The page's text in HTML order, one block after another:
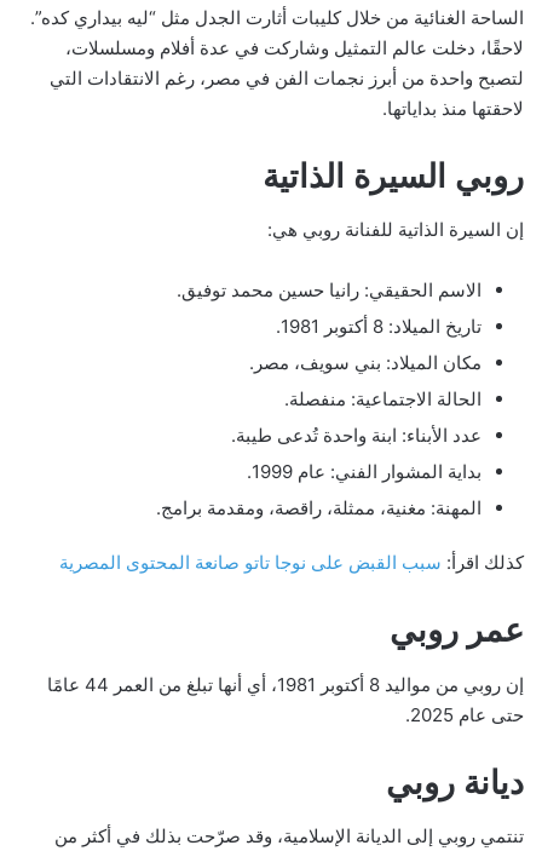
الساحة الغنائية من خلال كليبات أثارت الجدل مثل “ليه بيداري كده”.
لاحقًا، دخلت عالم التمثيل وشاركت في عدة أفلام ومسلسلات،
لتصبح واحدة من أبرز نجمات الفن في مصر، رغم الانتقادات التي
لاحقتها منذ بداياتها.
روبي السيرة الذاتية
إن السيرة الذاتية للفنانة روبي هي:
الاسم الحقيقي: رانيا حسين محمد توفيق.
تاريخ الميلاد: 8 أكتوبر 1981.
مكان الميلاد: بني سويف، مصر.
الحالة الاجتماعية: منفصلة.
عدد الأبناء: ابنة واحدة تُدعى طيبة.
بداية المشوار الفني: عام 1999.
المهنة: مغنية، ممثلة، راقصة، ومقدمة برامج.
كذلك اقرأ: سبب القبض على نوجا تاتو صانعة المحتوى المصرية
عمر روبي
إن روبي من مواليد 8 أكتوبر 1981، أي أنها تبلغ من العمر 44 عامًا
حتى عام 2025.
ديانة روبي
تنتمي روبي إلى الديانة الإسلامية، وقد صرّحت بذلك في أكثر من